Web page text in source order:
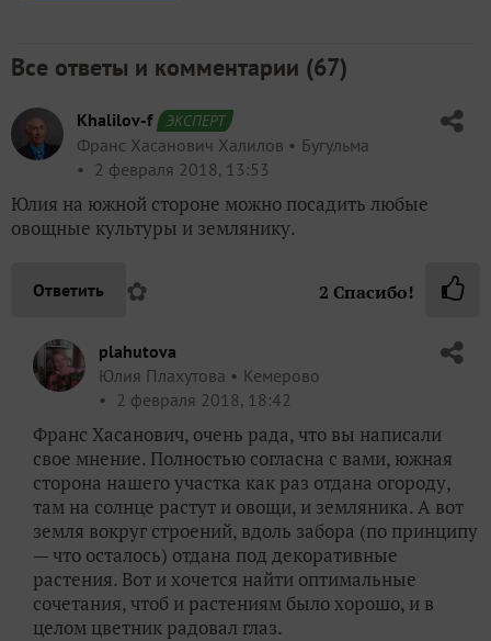
Все ответы и комментарии (67)
Khalilov-f ЭКСПЕРТ
Франс Хасанович Халилов
Бугульма
2 февраля 2018, 13:53
Юлия на южной стороне можно посадить любые
овощные культуры и землянику.
Ответить ✿ 2 Спасибо!
plahutova
Юлия Плахутова
Кемерово
2 февраля 2018, 18:42
Франс Хасанович, очень рада, что вы написали
свое мнение. Полностью согласна с вами, южная
сторона нашего участка как раз отдана огороду,
там на солнце растут и овощи, и земляника. А вот
земля вокруг строений, вдоль забора (по принципу
— что осталось) отдана под декоративные
растения. Вот и хочется найти оптимальные
сочетания, чтоб и растениям было хорошо, и в
целом цветник радовал глаз.